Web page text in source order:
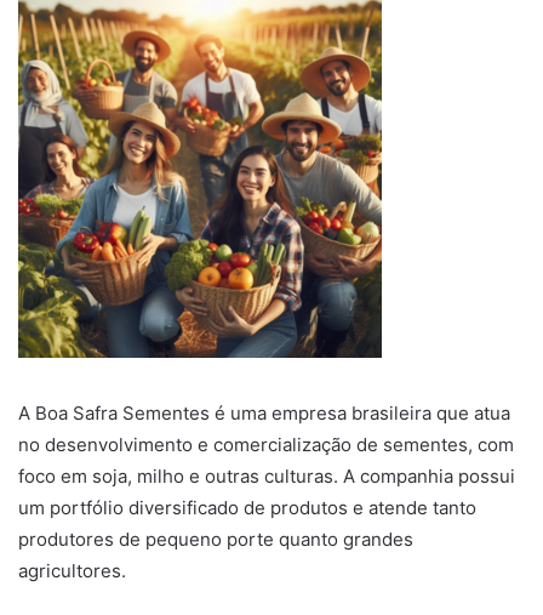
A Boa Safra Sementes é uma empresa brasileira que atua
no desenvolvimento e comercialização de sementes, com
foco em soja, milho e outras culturas. A companhia possui
um portfólio diversificado de produtos e atende tanto
produtores de pequeno porte quanto grandes
agricultores.